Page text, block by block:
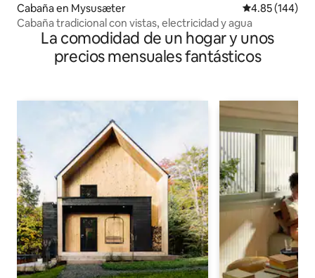
Cabaña en Mysusæter Calificación
4.85 (144)
Cabaña tradicional con vistas, electricidad y agua
La comodidad de un hogar y unos
precios mensuales fantásticos